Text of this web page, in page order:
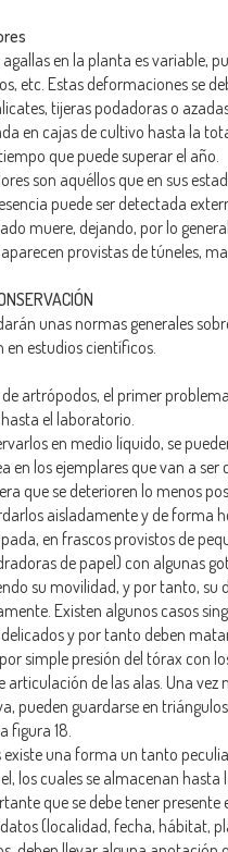
en la planta es variable,
etc. Estas deformaciones se
tijeras podadoras o
en cajas de cultivo hasta la
que puede superar el año.
son aquéllos que en sus
puede ser detectada
muere, dejando, por lo
provistas de túneles,
unas normas generales
estudios científicos.
artrópodos, el primer
el laboratorio.
en medio líquido, se
en los ejemplares que van a
que se deterioren lo menos
aisladamente y de forma
en frascos provistos de
de papel) con algunas
su movilidad, y por tanto, su
Existen algunos casos
y por tanto deben
simple presión del tórax con
articulación de las alas. Una
pueden guardarse en
figura 18.
una forma un tanto
los cuales se almacenan
que se debe tener
(localidad, fecha, hábitat,